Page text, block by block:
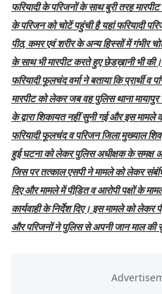
फरियादी के परिजनों के साथ बुरी तरह
के परिजन को चोटें पहुंची है यहां फरियादी
पीठ, कमर एवं शरीर के अन्य हिस्सों में गंभीर
के साथ भी मारपीट करते हुए छेडख़ानी भी की।
फरियादी फूलचंद वर्मा ने बताया कि प्रार्थी व
मारपीट को लेकर जब वह पुलिस थाना मायापुर
के द्वारा शिकायत नहीं सुनी गई और इस
फरियादी फूलचंद व परिजन जिला मुख्याल
हुई घटना को लेकर पुलिस अधीक्षक के समक्ष
जिस पर तत्काल एसपी ने मामले को लेकर
दिए और मामले में पीडि़त व आरोपी पक्षों के
कार्यवाही के निर्देश दिए। इस मामले को लेकर
और परिजनों ने पुलिस से अपनी जान माल की